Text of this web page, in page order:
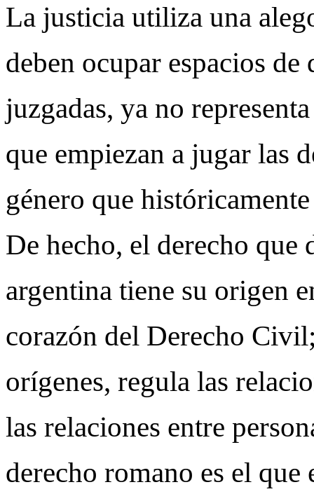
La justicia utiliza una
deben ocupar espacios
juzgadas, ya no
que empiezan a jugar las
género que
De hecho, el derecho
argentina tiene su origen
corazón del Derecho
orígenes, regula las
las relaciones entre
derecho romano es el que